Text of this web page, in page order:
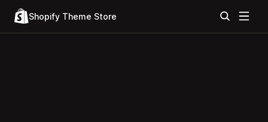
Shopify Theme Store